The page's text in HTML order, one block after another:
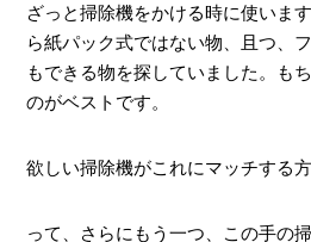
ざっと掃除機をかける時に使いま
ら紙パック式ではない物、且つ、
もできる物を探していました。も
のがベストです。
欲しい掃除機がこれにマッチする
って、さらにもう一つ、この手の